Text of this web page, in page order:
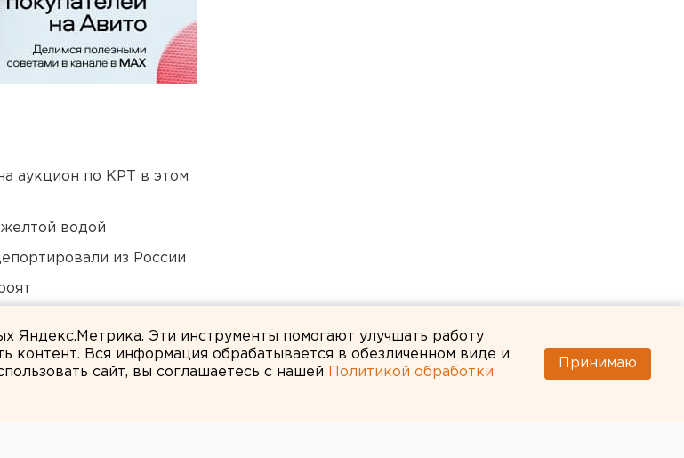
аукцион по КРТ в этом
желтой водой
из России
Яндекс.Метрика. Эти инструменты помогают улучшать работу
контент. Вся информация обрабатывается в обезличенном виде и
сайт, вы соглашаетесь с нашей
Политикой обработки
Принимаю